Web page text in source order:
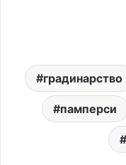
градинарство
памперси